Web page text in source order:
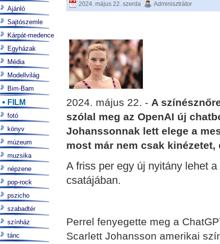
2024. május 22. szerda Adminisztrátor
2024. május 22. - A
szólal meg az OpenAI új
Johanssonnak lett elege a
most már nem csak
A friss per egy új nyitány lehet
csatájában.
Perrel fenyegette meg a
Scarlett Johansson amerikai
Ajánló
Sajtószemle
Kárpát-medence
Egyházak
Média
Modellvilág
Bim-Bam
FILM
fotó
könyv
múzeum
muzsika
népzene
pop-rock
pszicho
szabadtér
színház
tánc